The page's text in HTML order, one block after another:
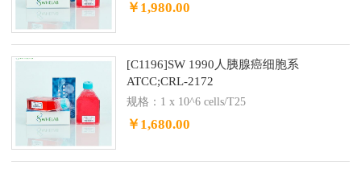
￥1,980.00
[C1196]SW 1990人胰腺癌细胞系
ATCC;CRL-2172
规格：1 x 10^6 cells/T25
￥1,680.00